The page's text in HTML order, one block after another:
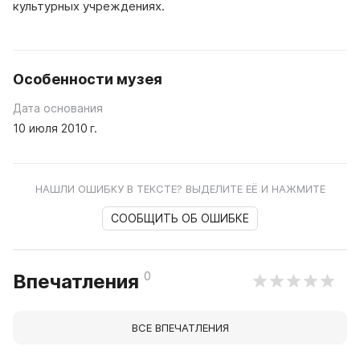
культурных учреждениях.
Особенности музея
Дата основания
10 июля 2010 г.
НАШЛИ ОШИБКУ В ТЕКСТЕ? ВЫДЕЛИТЕ ЕЁ И НАЖМИТЕ
СООБЩИТЬ ОБ ОШИБКЕ
Впечатления 0
ВСЕ ВПЕЧАТЛЕНИЯ